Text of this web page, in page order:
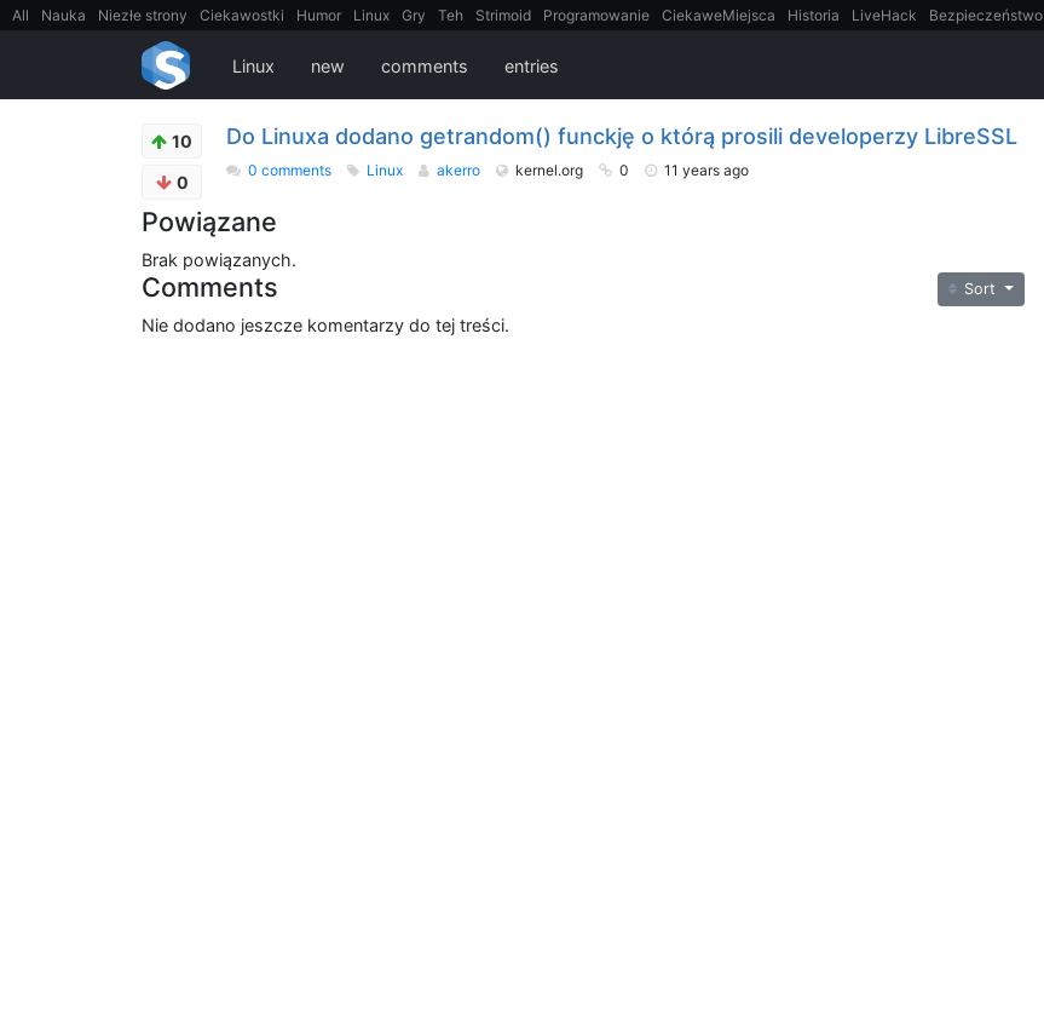
All Nauka Niezłe strony Ciekawostki Humor Linux Gry Teh Strimoid Programowanie CiekaweMiejsca Historia LiveHack Bezpieczeństwo
FilmyDokumentalne
Linux new comments entries
10
0
Do Linuxa dodano getrandom() funckję o którą prosili developerzy LibreSSL
0 comments Linux akerro kernel.org 0 11 years ago
Powiązane
Brak powiązanych.
Comments Sort
Nie dodano jeszcze komentarzy do tej treści.